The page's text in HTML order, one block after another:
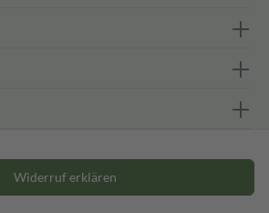
Widerruf erklären